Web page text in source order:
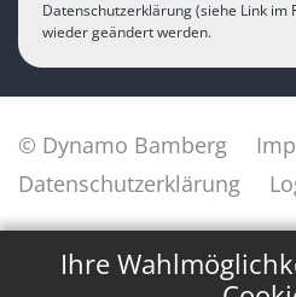
Ihre
Datenschutzerklärung (siehe Link im
wieder geändert werden.
© Dynamo Bamberg
Datenschutzerklärung